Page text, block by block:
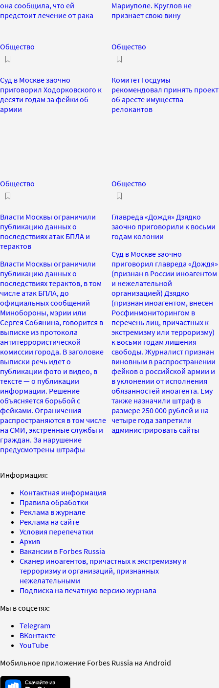
она сообщила, что ей
предстоит лечение от рака
Мариуполе. Круглов не
признает свою вину
Общество
Суд в Москве заочно
приговорил Ходорковского к
десяти годам за фейки об
армии
Общество
Комитет Госдумы
рекомендовал принять проект
об аресте имущества
релокантов
Общество
Власти Москвы ограничили
публикацию данных о
последствиях атак БПЛА и
терактов
Власти Москвы ограничили
публикацию данных о
последствиях терактов, в том
числе атак БПЛА, до
официальных сообщений
Минобороны, мэрии или
Сергея Собянина, говорится в
выписке из протокола
антитеррористической
комиссии города. В заголовке
выписки речь идет о
публикации фото и видео, в
тексте — о публикации
информации. Решение
объясняется борьбой с
фейками. Ограничения
распространяются в том числе
на СМИ, экстренные службы и
граждан. За нарушение
предусмотрены штрафы
Общество
Главреда «Дождя» Дзядко
заочно приговорили к восьми
годам колонии
Суд в Москве заочно
приговорил главреда «Дождя»
(признан в России иноагентом
и нежелательной
организацией) Дзядко
(признан иноагентом, внесен
Росфинмониторингом в
перечень лиц, причастных к
экстремизму или терроризму)
к восьми годам лишения
свободы. Журналист признан
виновным в распространении
фейков о российской армии и
в уклонении от исполнения
обязанностей иноагента. Ему
также назначили штраф в
размере 250 000 рублей и на
четыре года запретили
администрировать сайты
Информация:
Контактная информация
Правила обработки
Реклама в журнале
Реклама на сайте
Условия перепечатки
Архив
Вакансии в Forbes Russia
Сканер иноагентов, причастных к экстремизму и
терроризму и организаций, признанных
нежелательными
Подписка на печатную версию журнала
Мы в соцсетях:
Telegram
ВКонтакте
YouTube
Мобильное приложение Forbes Russia на Android